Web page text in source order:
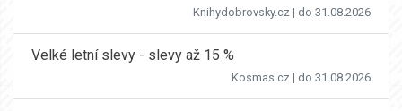
Knihydobrovsky.cz | do 31.08.2026
Velké letní slevy - slevy až 15 %
Kosmas.cz | do 31.08.2026